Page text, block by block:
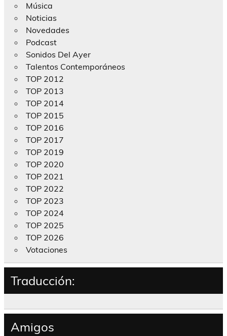
Música
Noticias
Novedades
Podcast
Sonidos Del Ayer
Talentos Contemporáneos
TOP 2012
TOP 2013
TOP 2014
TOP 2015
TOP 2016
TOP 2017
TOP 2019
TOP 2020
TOP 2021
TOP 2022
TOP 2023
TOP 2024
TOP 2025
TOP 2026
Votaciones
Traducción:
Amigos